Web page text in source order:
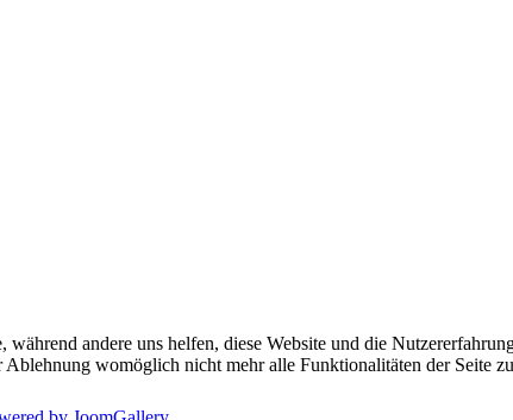
andere uns helfen, diese Website und die
womöglich nicht mehr alle Funktionalitäten der Seite